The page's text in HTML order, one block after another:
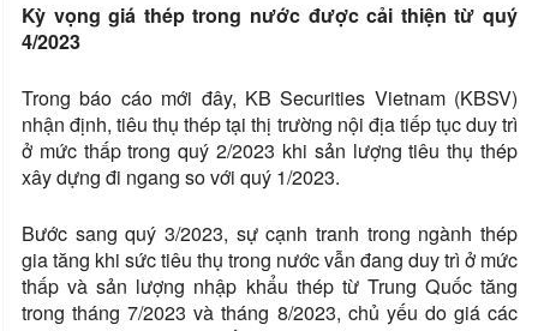
Kỳ vọng giá thép trong nước được cải thiện từ quý
4/2023
Trong báo cáo mới đây, KB Securities Vietnam (KBSV)
nhận định, tiêu thụ thép tại thị trường nội địa tiếp tục duy trì
ở mức thấp trong quý 2/2023 khi sản lượng tiêu thụ thép
xây dựng đi ngang so với quý 1/2023.
Bước sang quý 3/2023, sự cạnh tranh trong ngành thép
gia tăng khi sức tiêu thụ trong nước vẫn đang duy trì ở mức
thấp và sản lượng nhập khẩu thép từ Trung Quốc tăng
trong tháng 7/2023 và tháng 8/2023, chủ yếu do giá các